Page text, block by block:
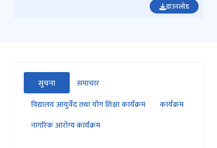
डाउनलोड
सीधा
पहिलो
ट्याबको
जानुहोस्
सुचना
(सक्रिय ट्याब)
समाचार
विद्यालय आयुर्वेद तथा योग शिक्षा कार्यक्रम
कार्यक्रम
नागरिक आरोग्य कार्यक्रम